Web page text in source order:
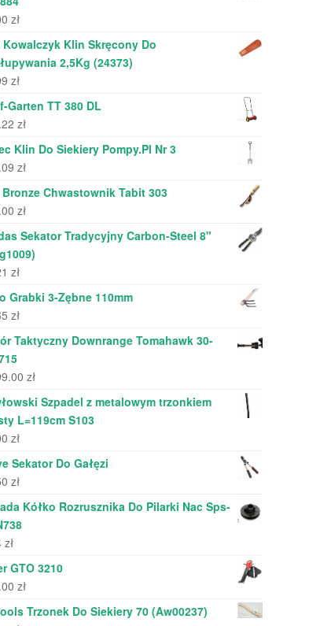
zł
Kowalczyk Klin Skręcony Do
2,5Kg (24373)
zł
Garten TT 380 DL
zł
Klin Do Siekiery Pompy.Pl Nr 3
zł
Bronze Chwastownik Tabit 303
zł
Sekator Tradycyjny Carbon-Steel 8"
zł
Grabki 3-Zębne 110mm
zł
Taktyczny Downrange Tomahawk 30-
zł
Szpadel z metalowym trzonkiem
L=119cm S103
zł
Sekator Do Gałęzi
zł
Kółko Rozrusznika Do Pilarki Nac Sps-
zł
GTO 3210
zł
Trzonek Do Siekiery 70 (Aw00237)